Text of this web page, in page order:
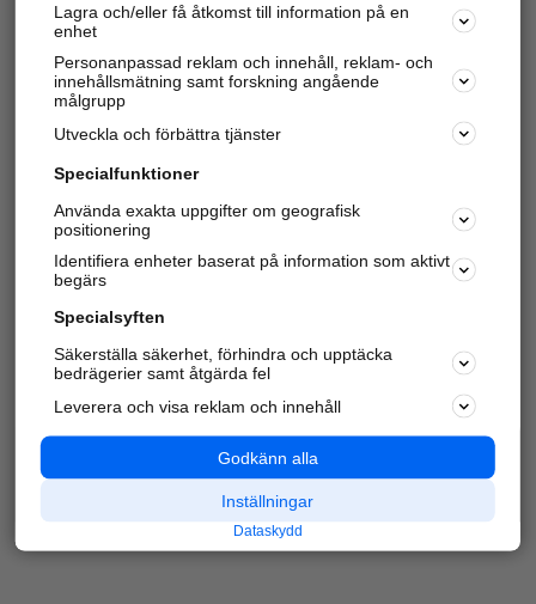
Har du redan verifierat ditt företag? Logga in
Varje vecka besöker du och4 miljoner
andra
härliga användare oss för att hitta rätt lokal
information om företag, privatpersoner och
platser.
Lagra och/eller få åtkomst till information på en
enhet
Personanpassad reklam och innehåll, reklam- och
innehållsmätning samt forskning angående
målgrupp
Utveckla och förbättra tjänster
Specialfunktioner
Använda exakta uppgifter om geografisk
positionering
Identifiera enheter baserat på information som aktivt
begärs
Specialsyften
Säkerställa säkerhet, förhindra och upptäcka
bedrägerier samt åtgärda fel
Leverera och visa reklam och innehåll
Godkänn alla
Inställningar
Dataskydd